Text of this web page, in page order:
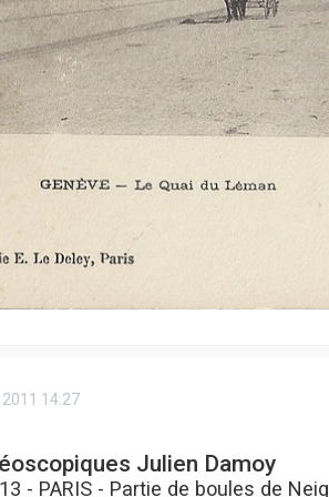
14:27
Julien Damoy
- PARIS - Partie de boules de